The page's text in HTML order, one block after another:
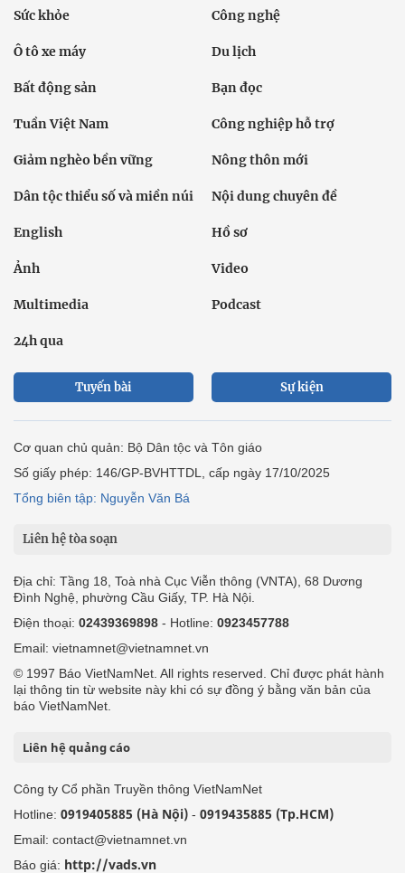
Sức khỏe Công nghệ
Ô tô xe máy Du lịch
Bất động sản Bạn đọc
Tuần Việt Nam Công nghiệp hỗ trợ
Giảm nghèo bền vững Nông thôn mới
Dân tộc thiểu số và miền núi Nội dung chuyên đề
English Hồ sơ
Ảnh Video
Multimedia Podcast
24h qua
Tuyến bài Sự kiện
Cơ quan chủ quản: Bộ Dân tộc và Tôn giáo
Số giấy phép: 146/GP-BVHTTDL, cấp ngày 17/10/2025
Tổng biên tập: Nguyễn Văn Bá
Liên hệ tòa soạn
Địa chỉ: Tầng 18, Toà nhà Cục Viễn thông (VNTA), 68 Dương
Đình Nghệ, phường Cầu Giấy, TP. Hà Nội.
Điện thoại: 02439369898 - Hotline: 0923457788
Email: vietnamnet@vietnamnet.vn
© 1997 Báo VietNamNet. All rights reserved. Chỉ được phát hành
lại thông tin từ website này khi có sự đồng ý bằng văn bản của
báo VietNamNet.
Liên hệ quảng cáo
Công ty Cổ phần Truyền thông VietNamNet
Hotline: 0919405885 (Hà Nội) - 0919435885 (Tp.HCM)
Email: contact@vietnamnet.vn
Báo giá: http://vads.vn